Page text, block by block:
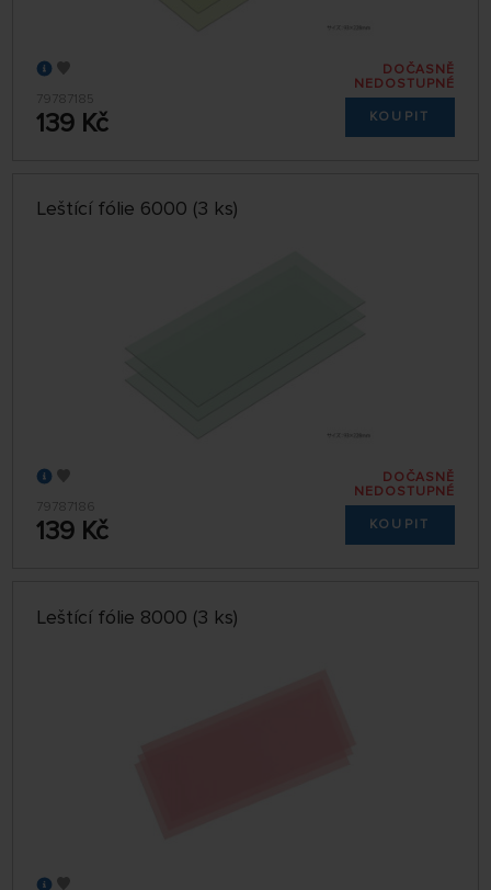
79787185
139 Kč
DOČASNĚ
NEDOSTUPNÉ
KOUPIT
Leštící fólie 6000 (3 ks)
79787186
139 Kč
DOČASNĚ
NEDOSTUPNÉ
KOUPIT
Leštící fólie 8000 (3 ks)